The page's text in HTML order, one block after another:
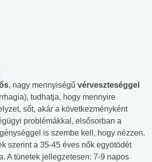
, nagy mennyiségű vérveszteséggel
tudhatja, hogy mennyire
sőt, akár a következményként
problémákkal, elsősorban a
is szembe kell, hogy nézzen.
szerint a 35-45 éves nők egyötödét
A tünetek jellegzetesen: 7-9 napos